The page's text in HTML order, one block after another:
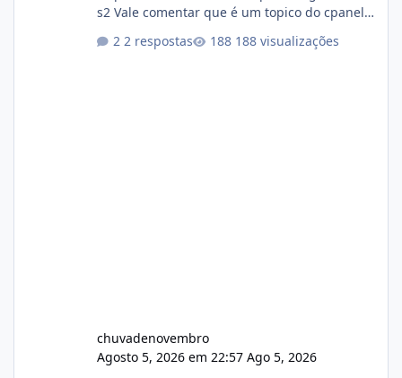
s2 Vale comentar que é um topico do cpanel...
2 respostas 188 visualizações
chuvadenovembro
Agosto 5, 2026 em 22:57 Ago 5, 2026